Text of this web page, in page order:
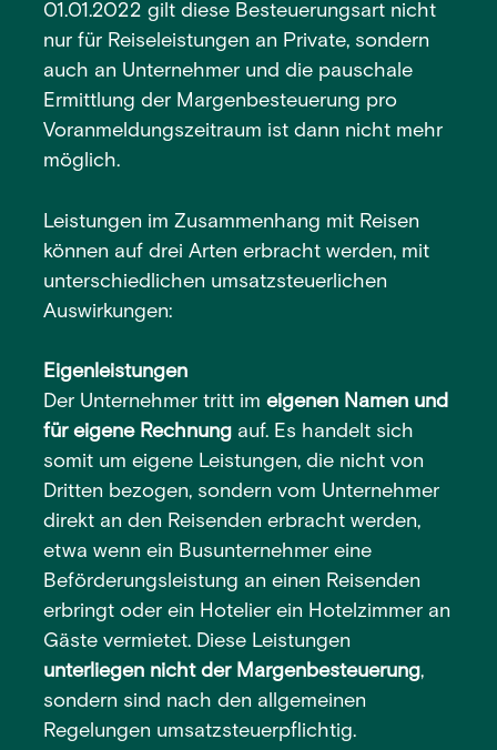
01.01.2022 gilt diese Besteuerungsart nicht
nur für Reiseleistungen an Private, sondern
auch an Unternehmer und die pauschale
Ermittlung der Margenbesteuerung pro
Voranmeldungszeitraum ist dann nicht mehr
möglich.
Leistungen im Zusammenhang mit Reisen
können auf drei Arten erbracht werden, mit
unterschiedlichen umsatzsteuerlichen
Auswirkungen:
Eigenleistungen
Der Unternehmer tritt imeigenen Namen und
für eigene Rechnung auf. Es handelt sich
somit um eigene Leistungen, die nicht von
Dritten bezogen, sondern vom Unternehmer
direkt an den Reisenden erbracht werden,
etwa wenn ein Busunternehmer eine
Beförderungsleistung an einen Reisenden
erbringt oder ein Hotelier ein Hotelzimmer an
Gäste vermietet. Diese Leistungen
unterliegen nicht der Margenbesteuerung,
sondern sind nach den allgemeinen
Regelungen umsatzsteuerpflichtig.